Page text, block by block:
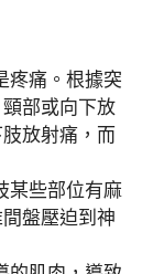
疼痛。根據突
部或向下放
放射痛，而
某些部位有麻
盤壓迫到神